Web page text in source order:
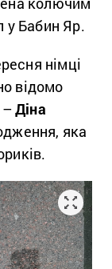
у Бабин Яр.
німці
відомо
–Діна
яка